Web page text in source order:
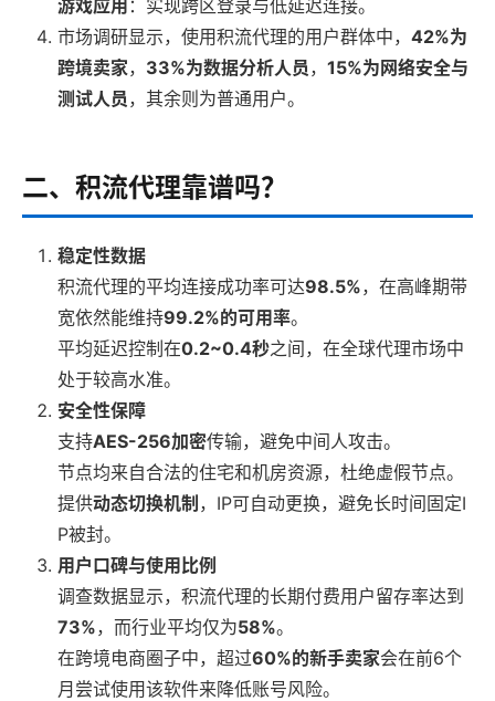
游戏应用 ：实现跨区登录与低延迟连接。
市场调研显示，使用积流代理的用户群体中， 42%为
跨境卖家， 33%为数据分析人员 ， 15%为网络安全与
测试人员 ，其余则为普通用户。
二、积流代理靠谱吗？
稳定性数据
积流代理的平均连接成功率可达98.5%，在高峰期带
宽依然能维持99.2%的可用率。
平均延迟控制在0.2~0.4秒之间，在全球代理市场中
处于较高水准。
安全性保障
支持AES-256加密传输，避免中间人攻击。
节点均来自合法的住宅和机房资源，杜绝虚假节点。
提供动态切换机制，IP可自动更换，避免长时间固定I
P被封。
用户口碑与使用比例
调查数据显示，积流代理的长期付费用户留存率达到
73%，而行业平均仅为58%。
在跨境电商圈子中，超过60%的新手卖家会在前6个
月尝试使用该软件来降低账号风险。